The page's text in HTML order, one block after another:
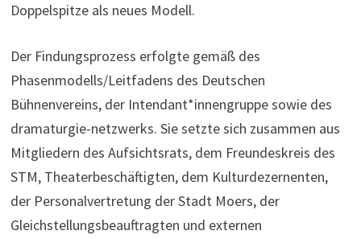
Doppelspitze als neues Modell.
Der Findungsprozess erfolgte gemäß des
Phasenmodells/Leitfadens des Deutschen
Bühnenvereins, der Intendant*innengruppe sowie des
dramaturgie-netzwerks. Sie setzte sich zusammen aus
Mitgliedern des Aufsichtsrats, dem Freundeskreis des
STM, Theaterbeschäftigten, dem Kulturdezernenten,
der Personalvertretung der Stadt Moers, der
Gleichstellungsbeauftragten und externen